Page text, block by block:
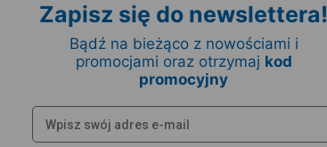
Zapisz się do newslettera!
Bądź na bieżąco z nowościami i
promocjami oraz otrzymaj kod
promocyjny